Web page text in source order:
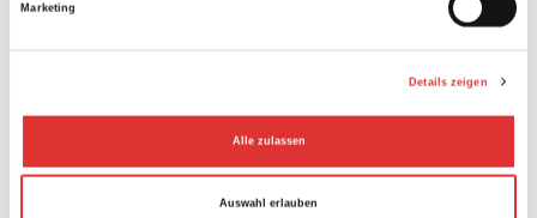
Marketing
Details zeigen
Alle zulassen
Auswahl erlauben
Bustouren
Kategorien